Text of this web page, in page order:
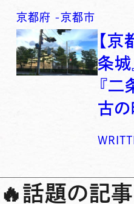
京都府 -京都市
【京
条城
『二
古の
🔥話題の記事